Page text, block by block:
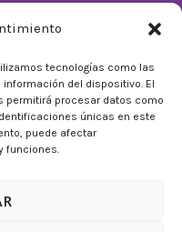
tecnologías como las
del dispositivo. El
permitirá procesar datos como
únicas en este
puede afectar
funciones.
10:00 a 22:00
Málaga Factory